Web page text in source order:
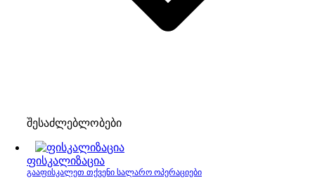
შესაძლებლობები
ფისკალიზაცია
გააფისკალეთ თქვენი სალარო ოპერაციები